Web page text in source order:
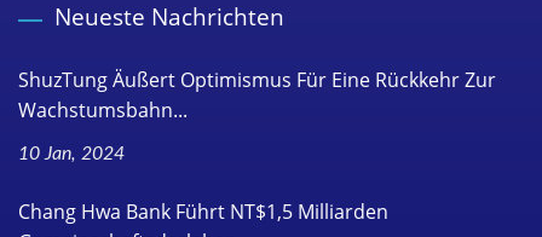
Neueste Nachrichten
ShuzTung Äußert Optimismus Für Eine Rückkehr Zur
Wachstumsbahn...
10 Jan, 2024
Chang Hwa Bank Führt NT$1,5 Milliarden